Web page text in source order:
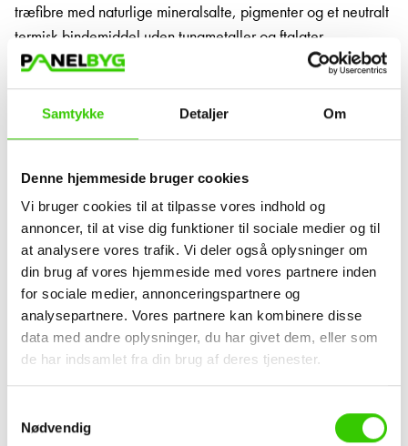
Samtykke Detaljer Om
Denne hjemmeside bruger cookies
Vi bruger cookies til at tilpasse vores indhold og
annoncer, til at vise dig funktioner til sociale medier og til
at analysere vores trafik. Vi deler også oplysninger om
din brug af vores hjemmeside med vores partnere inden
for sociale medier, annonceringspartnere og
analysepartnere. Vores partnere kan kombinere disse
data med andre oplysninger, du har givet dem, eller som
de har indsamlet fra din brug af deres tjenester.
Nødvendig
træfibre med naturlige mineralsalte, pigmenter og et neutralt
termisk bindemiddel uden tungmetaller og ftalater.
Denne gennemtænkte kombination af plante- og
mineralbaserede råstoffer skaber et materiale
med dokumenteret teknisk ydeevne.
Modstandsdygtig og stabilitet
VESTA® er naturligt rådfast og vandafvisende, hvilket giver
dimensionsstabilitet minimerer risikoen for deformation.
Holdbar farver
VESTA® er gennemfarvet med mineralpigmenter og gråner
ikke. Efter få ugers naturlig patinering stabiliseres farven og
forbliver uændret, hvilket giver et langtidsholdbart og
harmonisk udtryk.
Hurtig installation
Installationssystemet er udviklet til at gøre montagen hurtig
og enkel.